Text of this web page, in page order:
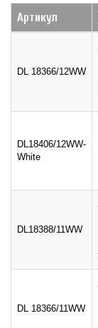
Артикул
DL 18366/12WW
DL18406/12WW-
White
DL18388/11WW
DL 18366/11WW